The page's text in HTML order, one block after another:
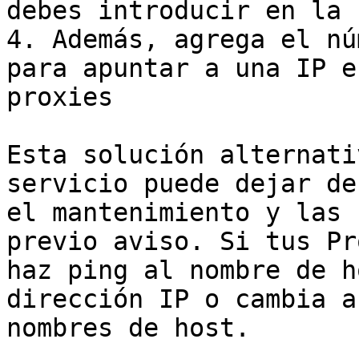
debes introducir en la
4. Además, agrega el
para apuntar a una
proxies
Esta solución
servicio puede dejar
el mantenimiento y las
previo aviso. Si tus
haz ping al nombre de
dirección IP o cambia
nombres de host.